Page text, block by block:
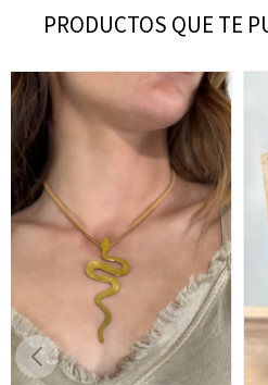
PRODUCTOS QUE TE